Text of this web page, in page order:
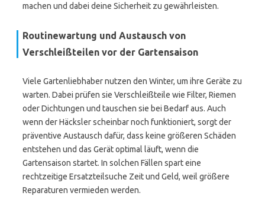
machen und dabei deine Sicherheit zu gewährleisten.
Routinewartung und Austausch von
Verschleißteilen vor der Gartensaison
Viele Gartenliebhaber nutzen den Winter, um ihre Geräte zu
warten. Dabei prüfen sie Verschleißteile wie Filter, Riemen
oder Dichtungen und tauschen sie bei Bedarf aus. Auch
wenn der Häcksler scheinbar noch funktioniert, sorgt der
präventive Austausch dafür, dass keine größeren Schäden
entstehen und das Gerät optimal läuft, wenn die
Gartensaison startet. In solchen Fällen spart eine
rechtzeitige Ersatzteilsuche Zeit und Geld, weil größere
Reparaturen vermieden werden.